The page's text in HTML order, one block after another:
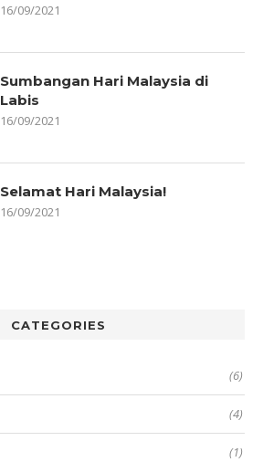
16/09/2021
Sumbangan Hari Malaysia di
Labis
16/09/2021
Selamat Hari Malaysia!
16/09/2021
CATEGORIES
(6)
(4)
(1)